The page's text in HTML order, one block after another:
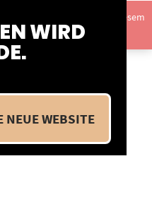
WIRD
NEUE WEBSITE
uns im Betriebsurlaub. In diesem
statt.Ausblenden